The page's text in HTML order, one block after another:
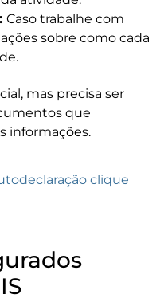
Caso trabalhe com
sobre como cada
mas precisa ser
que
informações.
clique